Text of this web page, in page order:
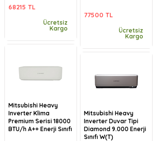
68215 TL
Ücretsiz
Kargo
Mitsubishi Heavy
Inverter Klima
Premium Serisi 18000
BTU/h A++ Enerji Sınıfı
77500 TL
Ücretsiz
Kargo
Mitsubishi Heavy
Inverter Duvar Tipi
Diamond 9.000 Enerji
Sınıfı W(T)